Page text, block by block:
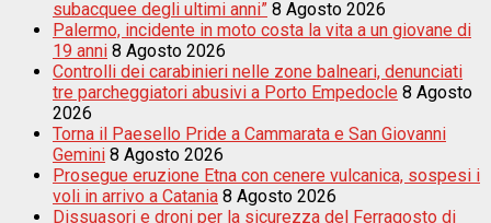
subacquee degli ultimi anni” 8 Agosto 2026
Palermo, incidente in moto costa la vita a un giovane di
19 anni 8 Agosto 2026
Controlli dei carabinieri nelle zone balneari, denunciati
tre parcheggiatori abusivi a Porto Empedocle 8 Agosto
2026
Torna il Paesello Pride a Cammarata e San Giovanni
Gemini 8 Agosto 2026
Prosegue eruzione Etna con cenere vulcanica, sospesi i
voli in arrivo a Catania 8 Agosto 2026
Dissuasori e droni per la sicurezza del Ferragosto di